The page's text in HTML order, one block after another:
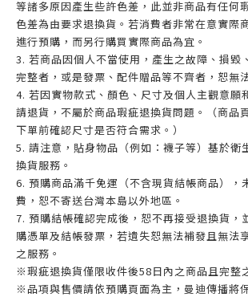
等諸多原因產生些許色差，此並非商品有任何
色差為由要求退換貨。若消費者非常在意實際
進行預購，而另行購買實際商品為宜。
3. 若商品因個人不當使用，產生之故障、損毀
完整者，或是發票、配件贈品等不齊者，恕無
4. 若因實物款式、顏色、尺寸及個人主觀意願
請退貨，不屬於商品瑕疵退換貨問題。（商品
下單前確認尺寸是否符合需求。）
5. 請注意，貼身物品（例如：襪子等）基於衛
換貨服務。
6. 預購商品滿千免運（不含現貨結帳商品），
費，恕不寄送台灣本島以外地區。
7. 預購結帳確認完成後，恕不再接受退換貨，
購憑單及結帳發票，若遺失恕無法補發且無法
之服務。
※瑕疵退換貨僅限收件後58日內之商品且完整
※品項與售價請依預購頁面為主，曼迪傳播將